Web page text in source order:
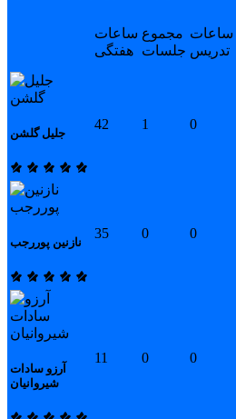
ساعات
هفتگی
مجموع
جلسات
ساعات
تدریس
جلیل گلشن
42 1 0
نازنین پوررجب
35 0 0
آرزو سادات
شیروانیان
11 0 0